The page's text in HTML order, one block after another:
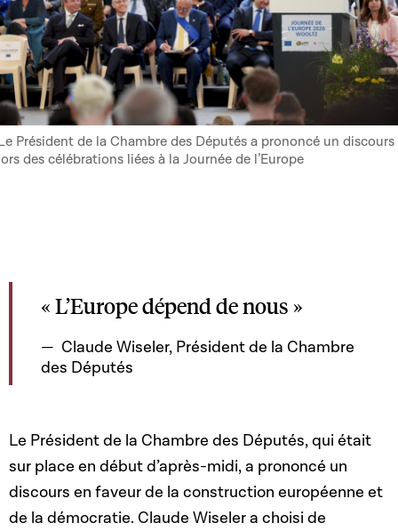
Président de la Chambre des Députés a prononcé un discours
des célébrations liées à la Journée de l’Europe
« L’Europe dépend de nous »
Claude Wiseler, Président de la Chambre
des Députés
Le Président de la Chambre des Députés, qui était
sur place en début d’après-midi, a prononcé un
discours en faveur de la construction européenne et
de la démocratie. Claude Wiseler a choisi de